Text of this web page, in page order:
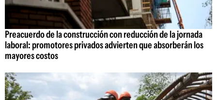
Preacuerdo de la construcción con reducción de la jornada
laboral: promotores privados advierten que absorberán los
mayores costos